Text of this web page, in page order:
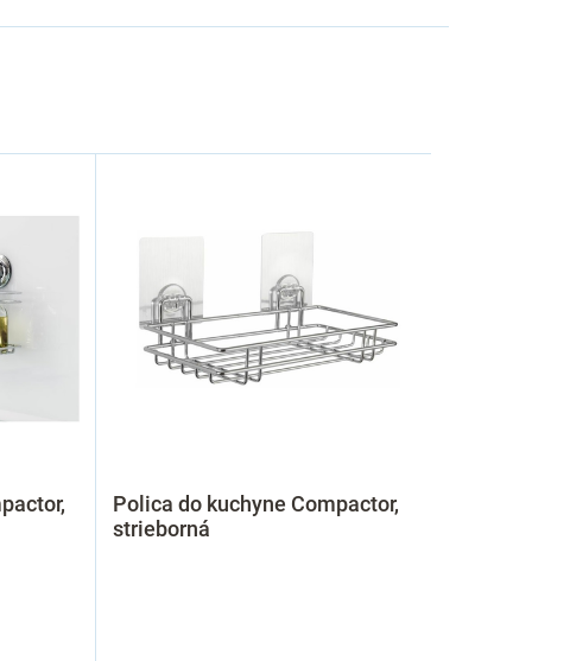
Polica do kuchyne Compactor,
strieborná